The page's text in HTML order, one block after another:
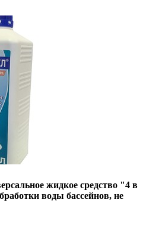
жидкое средство "4 в
воды бассейнов, не